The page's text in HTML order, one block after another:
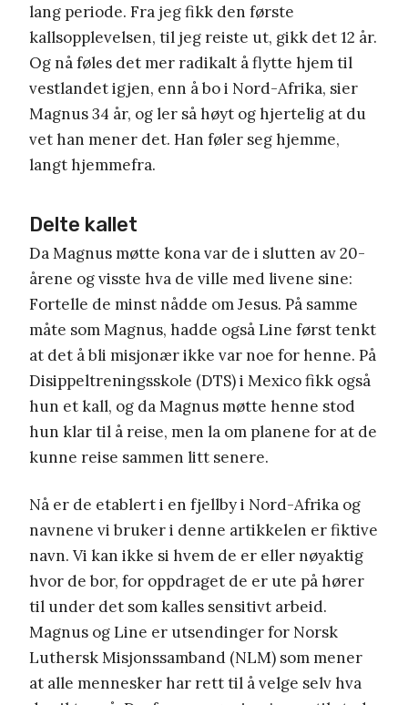
lang periode. Fra jeg fikk den første
kallsopplevelsen, til jeg reiste ut, gikk det 12 år.
Og nå føles det mer radikalt å flytte hjem til
vestlandet igjen, enn å bo i Nord-Afrika, sier
Magnus 34 år, og ler så høyt og hjertelig at du
vet han mener det. Han føler seg hjemme,
langt hjemmefra.
Delte kallet
Da Magnus møtte kona var de i slutten av 20-
årene og visste hva de ville med livene sine:
Fortelle de minst nådde om Jesus. På samme
måte som Magnus, hadde også Line først tenkt
at det å bli misjonær ikke var noe for henne. På
Disippeltreningsskole (DTS) i Mexico fikk også
hun et kall, og da Magnus møtte henne stod
hun klar til å reise, men la om planene for at de
kunne reise sammen litt senere.
Nå er de etablert i en fjellby i Nord-Afrika og
navnene vi bruker i denne artikkelen er fiktive
navn. Vi kan ikke si hvem de er eller nøyaktig
hvor de bor, for oppdraget de er ute på hører
til under det som kalles sensitivt arbeid.
Magnus og Line er utsendinger for Norsk
Luthersk Misjonssamband (NLM) som mener
at alle mennesker har rett til å velge selv hva